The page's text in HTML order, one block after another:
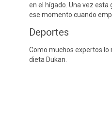
en el hígado. Una vez
ese momento cuando
Deportes
Como muchos expertos lo
dieta Dukan.